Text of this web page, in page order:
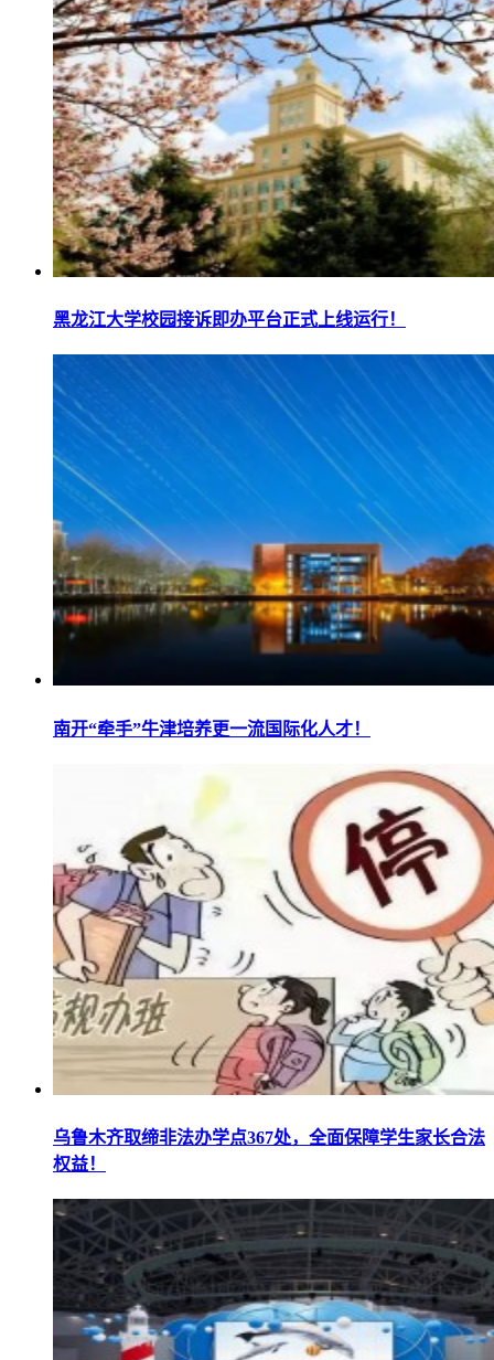
黑龙江大学校园接诉即办平台正式上线运行！
南开“牵手”牛津培养更一流国际化人才！
乌鲁木齐取缔非法办学点367处，全面保障学生家长合法
权益！